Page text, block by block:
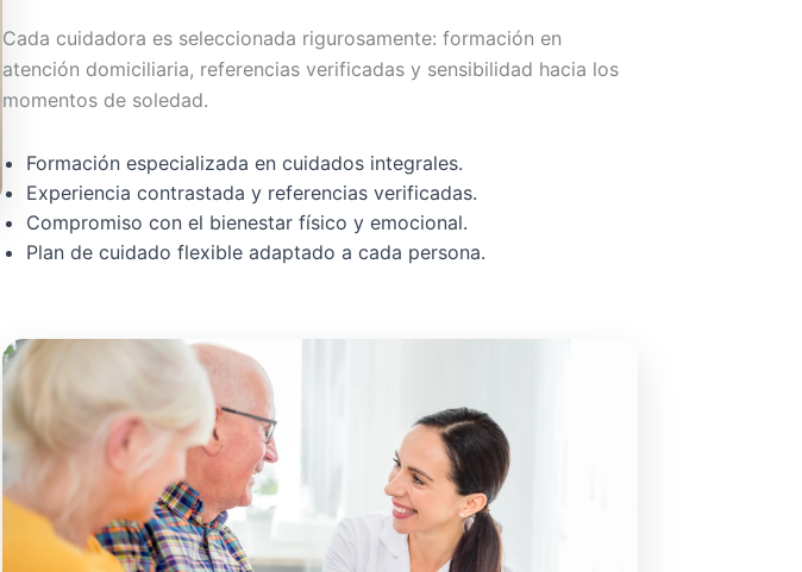
Cada cuidadora es seleccionada rigurosamente: formación en
atención domiciliaria, referencias verificadas y sensibilidad hacia los
momentos de soledad.
Formación especializada en cuidados integrales.
Experiencia contrastada y referencias verificadas.
Compromiso con el bienestar físico y emocional.
Plan de cuidado flexible adaptado a cada persona.